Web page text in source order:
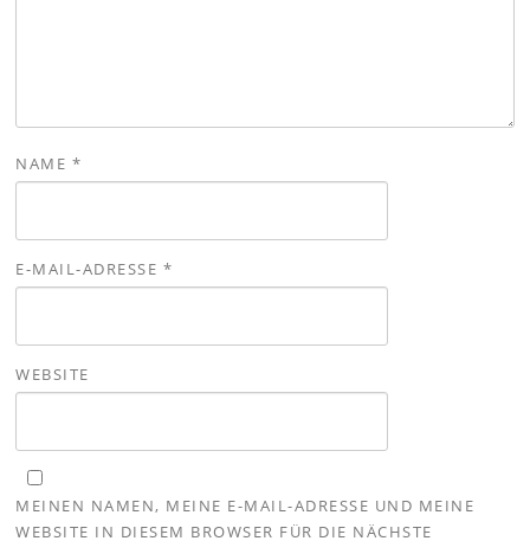
NAME *
E-MAIL-ADRESSE *
WEBSITE
MEINEN NAMEN, MEINE E-MAIL-ADRESSE UND MEINE
WEBSITE IN DIESEM BROWSER FÜR DIE NÄCHSTE